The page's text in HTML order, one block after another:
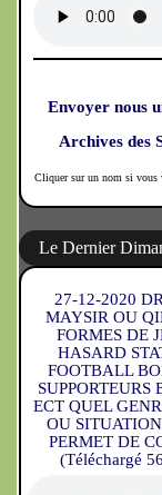
Envoyer nous
Archives des
Cliquer sur un nom si vous
Le Dernier
27-12-2020
MAYSIR OU
FORMES DE
HASARD
FOOTBALL
SUPPORTEURS
ECT QUEL
OU
PERMET DE
(Téléchargé